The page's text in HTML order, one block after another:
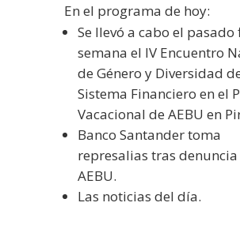
En el programa de hoy:
Se llevó a cabo el pasado
semana el IV Encuentro
de Género y Diversidad
Sistema Financiero en el
Vacacional de AEBU en
Banco Santander toma
represalias tras denuncia
AEBU.
Las noticias del día.